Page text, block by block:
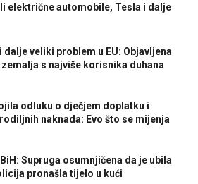
električne automobile, Tesla i dalje
dalje veliki problem u EU: Objavljena
zemalja s najviše korisnika duhana
odluku o dječjem doplatku i
naknada: Evo što se mijenja
Supruga osumnjičena da je ubila
pronašla tijelo u kući